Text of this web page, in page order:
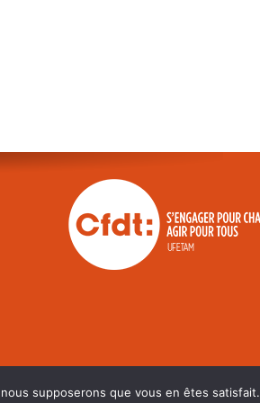
supposerons que vous en êtes satisfait.